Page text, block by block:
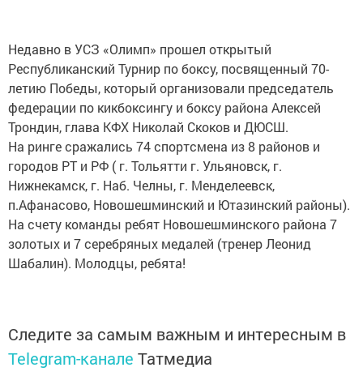
Недавно в УСЗ «Олимп» прошел открытый
Республиканский Турнир по боксу, посвященный 70-
летию Победы, который организовали председатель
федерации по кикбоксингу и боксу района Алексей
Трондин, глава КФХ Николай Скоков и ДЮСШ.
На ринге сражались 74 спортсмена из 8 районов и
городов РТ и РФ ( г. Тольятти г. Ульяновск, г.
Нижнекамск, г. Наб. Челны, г. Менделеевск,
п.Афанасово, Новошешминский и Ютазинский районы).
На счету команды ребят Новошешминского района 7
золотых и 7 серебряных медалей (тренер Леонид
Шабалин). Молодцы, ребята!
Следите за самым важным и интересным в
Telegram-канале Татмедиа